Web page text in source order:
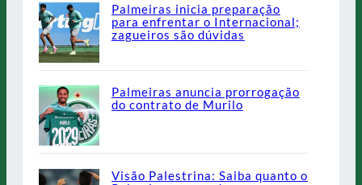
Palmeiras inicia preparação
para enfrentar o Internacional;
zagueiros são dúvidas
Palmeiras anuncia prorrogação
do contrato de Murilo
Visão Palestrina: Saiba quanto o